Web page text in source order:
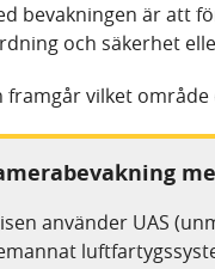
bevakningen är att
och säkerhet
framgår vilket område
använder UAS